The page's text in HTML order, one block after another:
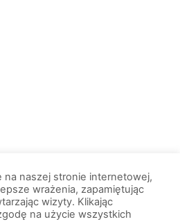
na naszej stronie internetowej,
wrażenia, zapamiętując
wizyty. Klikając
na użycie wszystkich